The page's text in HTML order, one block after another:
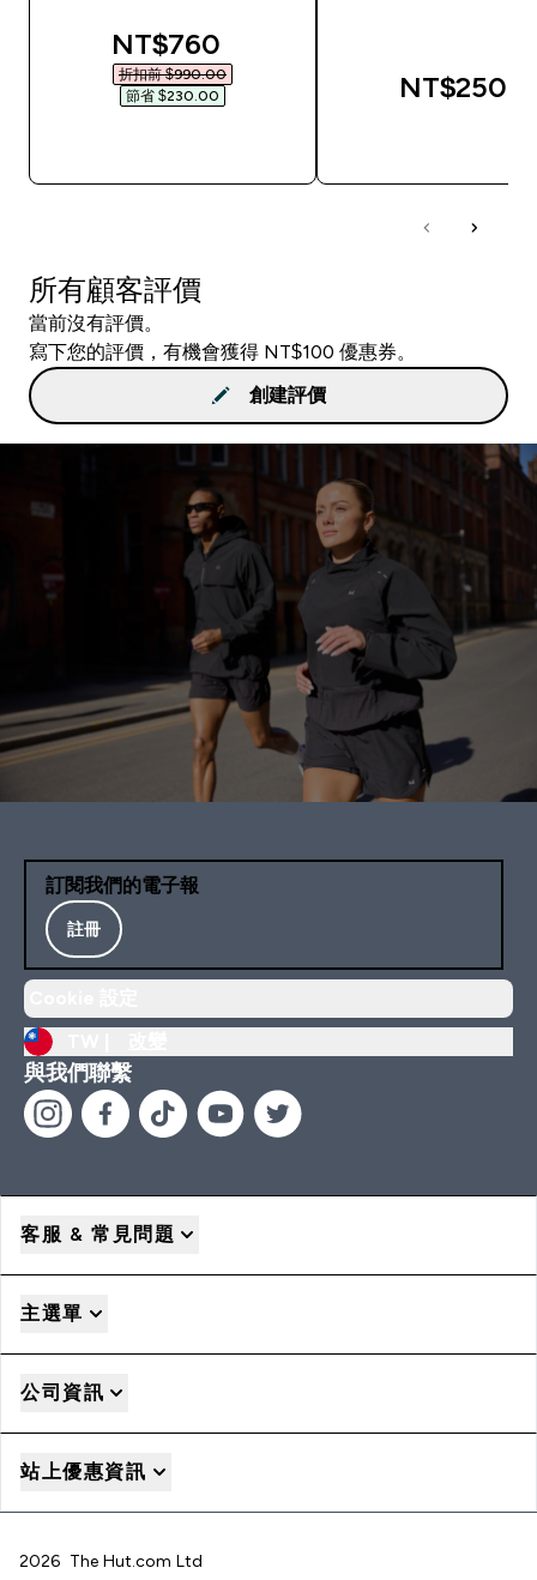
discounted price
NT$760‎
折扣前 $990.00‎
節省 $230.00‎
NT$250‎
所有顧客評價
當前沒有評價。
寫下您的評價，有機會獲得 NT$100 優惠券。
創建評價
訂閱我們的電子報
註冊
與我們聯繫
客服 & 常見問題
主選單
公司資訊
站上優惠資訊
2026 The Hut.com Ltd